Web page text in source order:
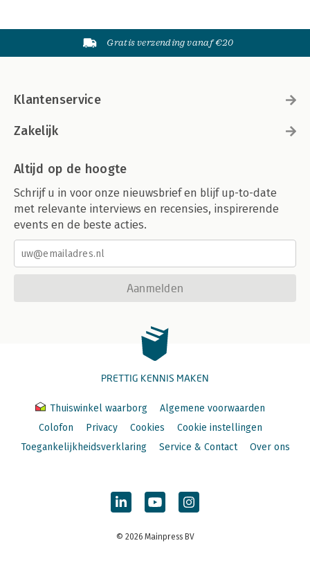
Gratis verzending vanaf €20
Klantenservice
Zakelijk
Altijd op de hoogte
Schrijf u in voor onze nieuwsbrief en blijf up-to-date
met relevante interviews en recensies, inspirerende
events en de beste acties.
Aanmelden
PRETTIG KENNIS MAKEN
Thuiswinkel waarborg
Algemene voorwaarden
Colofon
Privacy Cookies
Cookie instellingen
Toegankelijkheidsverklaring
Service & Contact Over ons
© 2026 Mainpress BV